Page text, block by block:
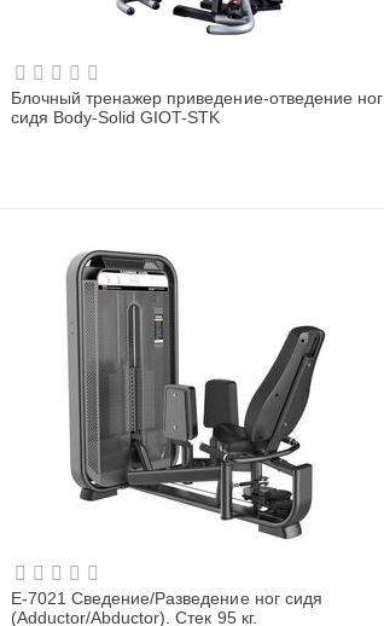
Блочный тренажер приведение-отведение ног
сидя Body-Solid GIOT-STK
E-7021 Сведение/Разведение ног сидя
(Adductor/Abductor). Стек 95 кг.